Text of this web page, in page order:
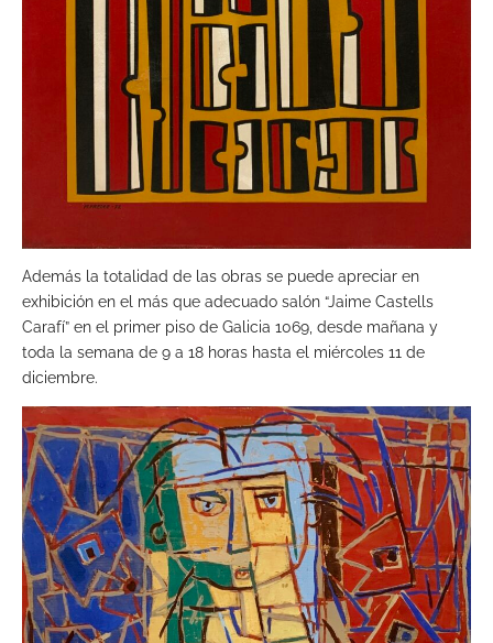
Además la totalidad de las obras se puede apreciar en
exhibición en el más que adecuado salón “Jaime Castells
Carafí” en el primer piso de Galicia 1069, desde mañana y
toda la semana de 9 a 18 horas hasta el miércoles 11 de
diciembre.